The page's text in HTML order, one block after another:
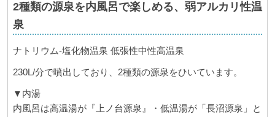
2種類の源泉を内風呂で楽しめる、弱アルカリ性温
泉
ナトリウム-塩化物温泉 低張性中性高温泉
230L/分で噴出しており、2種類の源泉をひいています。
▼内湯
内風呂は高温湯が『上ノ台源泉』・低温湯が「長沼源泉」と